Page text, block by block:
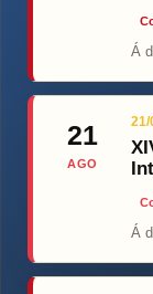
Á
21
AGO
21/
Á